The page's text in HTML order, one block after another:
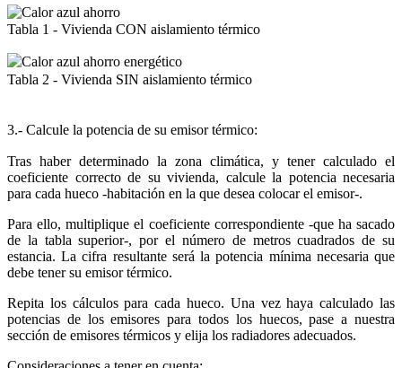
Tabla 1 - Vivienda CON aislamiento térmico
Tabla 2 - Vivienda SIN aislamiento térmico
3.- Calcule la potencia de su emisor térmico:
Tras haber determinado la zona climática, y tener calculado el
coeficiente correcto de su vivienda, calcule la potencia necesaria
para cada hueco -habitación en la que desea colocar el emisor-.
Para ello, multiplique el coeficiente correspondiente -que ha sacado
de la tabla superior-, por el número de metros cuadrados de su
estancia. La cifra resultante será la potencia mínima necesaria que
debe tener su emisor térmico.
Repita los cálculos para cada hueco. Una vez haya calculado las
potencias de los emisores para todos los huecos, pase a nuestra
sección de emisores térmicos y elija los radiadores adecuados.